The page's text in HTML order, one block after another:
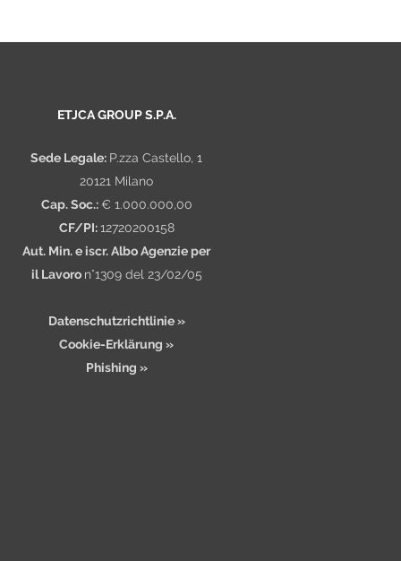
ETJCA GROUP S.P.A.
Sede Legale: P.zza Castello, 1
20121 Milano
Cap. Soc.: € 1.000.000,00
CF/PI:12720200158
Aut. Min. e iscr. Albo Agenzie per
il Lavoro n°1309 del 23/02/05
Datenschutzrichtlinie »
Cookie-Erklärung »
Phishing »